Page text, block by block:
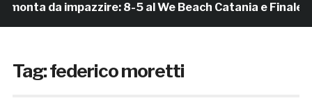
da impazzire: 8-5 al We Beach Catania e Finale
Tag:federico moretti